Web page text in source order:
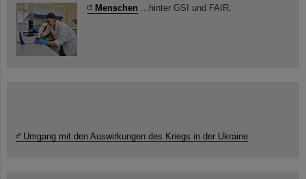
Menschen ...hinter GSI und FAIR.
Umgang mit den Auswirkungen des Kriegs in der Ukraine